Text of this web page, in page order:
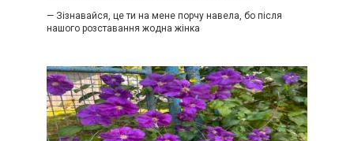
— Зізнавайся, це ти на мене порчу навела, бо після
нашого розставання жодна жінка